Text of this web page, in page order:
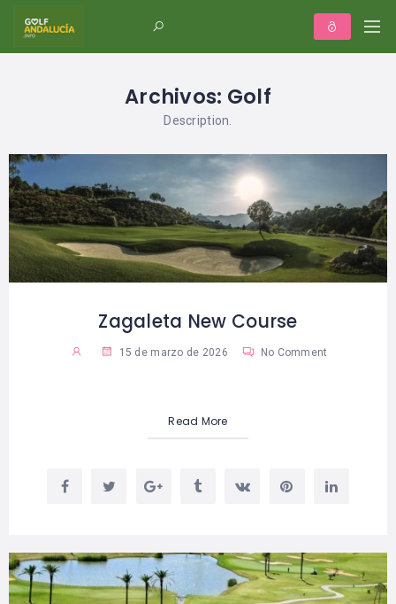
Archivos: Golf
Description.
Zagaleta New Course
15 de marzo de 2026 No Comment
Read More